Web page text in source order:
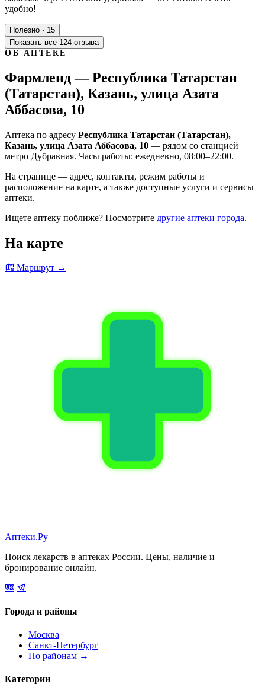
удобно!
Полезно · 15
Показать все 124 отзыва
ОБ АПТЕКЕ
Фармленд — Республика Татарстан
(Татарстан), Казань, улица Азата
Аббасова, 10
Аптека по адресу Республика Татарстан (Татарстан),
Казань, улица Азата Аббасова, 10 — рядом со станцией
метро Дубравная. Часы работы: ежедневно, 08:00–22:00.
На странице — адрес, контакты, режим работы и
расположение на карте, а также доступные услуги и сервисы
аптеки.
Ищете аптеку поближе? Посмотрите другие аптеки города.
На карте
Маршрут →
Аптеки.Ру
Поиск лекарств в аптеках России. Цены, наличие и
бронирование онлайн.
Города и районы
Москва
Санкт-Петербург
По районам →
Категории